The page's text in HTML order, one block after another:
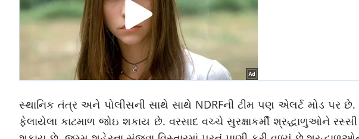
સ્થાનિક તંત્ર અને પોલીસની સાથે સાથે NDRFની ટીમ પણ એલર્ટ મોડ
ફેલાયેલા કાટમાળ જોઇ શકાય છે. વરસાદ વચ્ચે સુરક્ષાકર્મી શ્રદ્ધાળુઓને